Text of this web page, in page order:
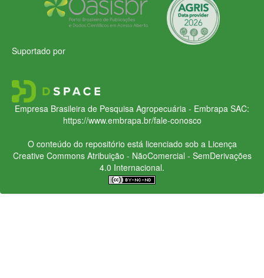
Suportado por
Empresa Brasileira de Pesquisa Agropecuária - Embrapa SAC:
https://www.embrapa.br/fale-conosco
O conteúdo do repositório está licenciado sob a Licença
Creative CommonsAtribuição - NãoComercial - SemDerivações
4.0 Internacional.